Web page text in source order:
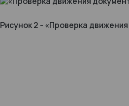
Рисунок 2 - «Проверка